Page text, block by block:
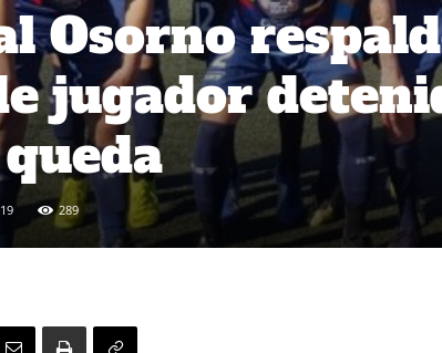
Osorno
jugador
289